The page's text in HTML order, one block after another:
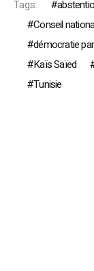
Tags:
Conseil
démocratie
Kaïs Saïed
Tunisie